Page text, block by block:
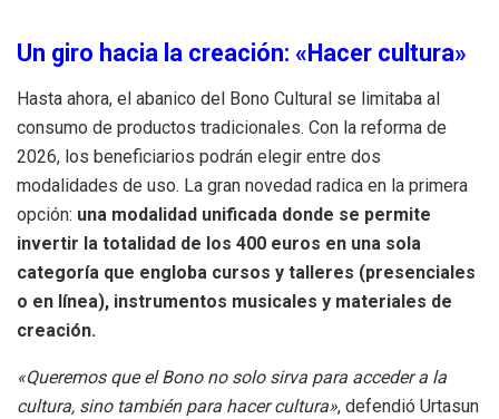
Un giro hacia la creación: «Hacer cultura»
Hasta ahora, el abanico del Bono Cultural se limitaba al
consumo de productos tradicionales. Con la reforma de
2026, los beneficiarios podrán elegir entre dos
modalidades de uso. La gran novedad radica en la primera
opción: una modalidad unificada donde se permite
invertir la totalidad de los 400 euros en una sola
categoría que engloba cursos y talleres (presenciales
o en línea), instrumentos musicales y materiales de
creación.
«Queremos que el Bono no solo sirva para acceder a la
cultura, sino también para hacer cultura», defendió Urtasun